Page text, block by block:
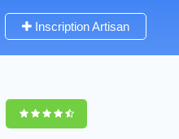
Inscription Artisan